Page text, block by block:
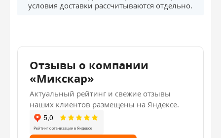
условия доставки рассчитываются отдельно.
Отзывы о компании
«Микскар»
Актуальный рейтинг и свежие отзывы
наших клиентов размещены на Яндексе.